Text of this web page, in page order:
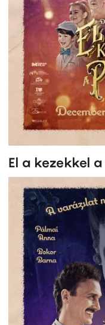
El a kezekkel